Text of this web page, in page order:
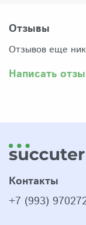
Отзывы
Отзывов еще
Написать
Контакты
+7 (993)